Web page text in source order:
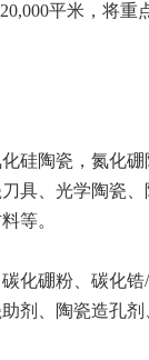
平米，将重
硅陶瓷，氮化
具、光学陶瓷
等。
化硼粉、碳化
剂、陶瓷造孔